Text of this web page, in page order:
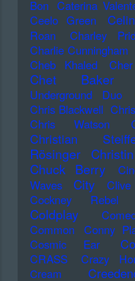
Bon Caterina
Ceelo Green
Roan
Charley
Charlie Cunningham
Cheb Khaled
Cher
Chet Baker
Underground Duo
Chris Blackwell
Chris Watson
Christian
Rösinger
Chuck Berry
Waves
City
Cockney Rebel
Coldplay
Common
Conny
Cosmic Ear
CRASS Crazy
Cream